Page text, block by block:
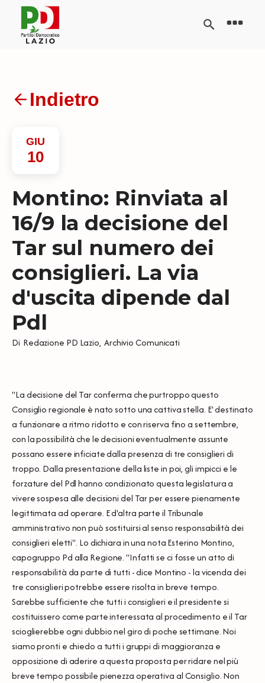
Indietro
GIU
10
Montino: Rinviata al
16/9 la decisione del
Tar sul numero dei
consiglieri. La via
d'uscita dipende dal
Pdl
Di Redazione PD Lazio, Archivio Comunicati
"La decisione del Tar conferma che purtroppo questo
Consiglio regionale è nato sotto una cattiva stella. E' destinato
a funzionare a ritmo ridotto e con riserva fino a settembre,
con la possibilità che le decisioni eventualmente assunte
possano essere inficiate dalla presenza di tre consiglieri di
troppo. Dalla presentazione della liste in poi, gli impicci e le
forzature del Pdl hanno condizionato questa legislatura a
vivere sospesa alle decisioni del Tar per essere pienamente
legittimata ad operare. E d'altra parte il Tribunale
amministrativo non può sostituirsi al senso responsabilità dei
consiglieri eletti". Lo dichiara in una nota Esterino Montino,
capogruppo Pd alla Regione. "Infatti se ci fosse un atto di
responsabilità da parte di tutti - dice Montino - la vicenda dei
tre consiglieri potrebbe essere risolta in breve tempo.
Sarebbe sufficiente che tutti i consiglieri e il presidente si
costituissero come parte interessata al procedimento e il Tar
scioglierebbe ogni dubbio nel giro di poche settimane. Noi
siamo pronti e chiedo a tutti i gruppi di maggioranza e
opposizione di aderire a questa proposta per ridare nel più
breve tempo possibile pienezza operativa al Consiglio. Non